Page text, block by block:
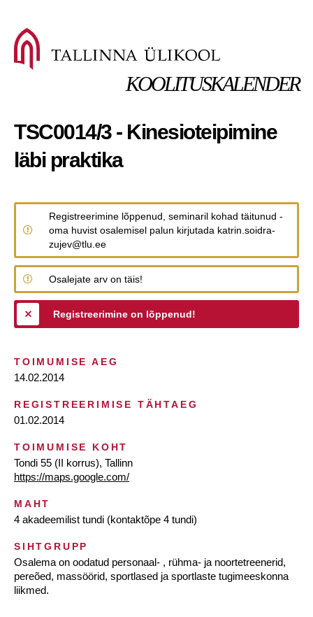
KOOLITUSKALENDER
TSC0014/3 - Kinesioteipimine
läbi praktika
Registreerimine lõppenud, seminaril kohad täitunud -
oma huvist osalemisel palun kirjutada katrin.soidra-
zujev@tlu.ee
Osalejate arv on täis!
Registreerimine on lõppenud!
TOIMUMISE AEG
14.02.2014
REGISTREERIMISE TÄHTAEG
01.02.2014
TOIMUMISE KOHT
Tondi 55 (II korrus), Tallinn
https://maps.google.com/
MAHT
4 akadeemilist tundi (kontaktõpe 4 tundi)
SIHTGRUPP
Osalema on oodatud personaal- , rühma- ja noortetreenerid,
pereõed, massöörid, sportlased ja sportlaste tugimeeskonna
liikmed.